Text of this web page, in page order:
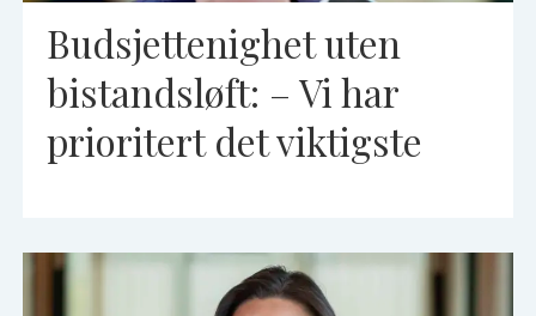
Budsjettenighet uten
bistandsløft: – Vi har
prioritert det viktigste